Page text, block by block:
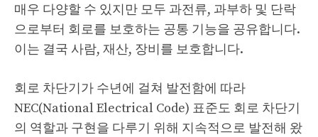
매우 다양할 수 있지만 모두 과전류, 과부하 및 단락
으로부터 회로를 보호하는 공통 기능을 공유합니다.
이는 결국 사람, 재산, 장비를 보호합니다.
회로 차단기가 수년에 걸쳐 발전함에 따라
NEC(National Electrical Code) 표준도 회로 차단기
의 역할과 구현을 다루기 위해 지속적으로 발전해 왔